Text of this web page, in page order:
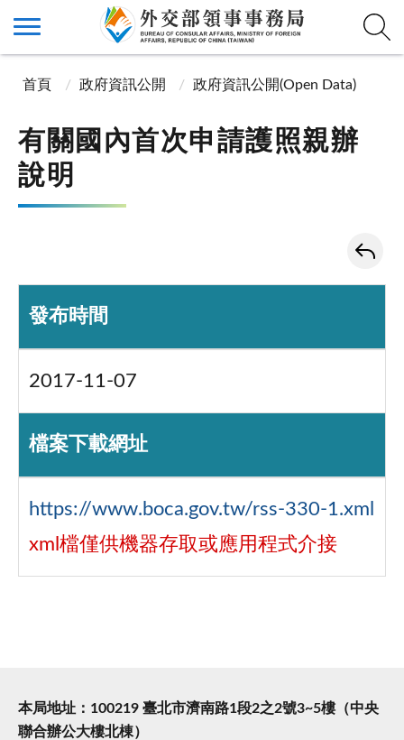
首頁 政府資訊公開 政府資訊公開(Open Data)
有關國內首次申請護照親辦
說明
發布時間
2017-11-07
檔案下載網址
https://www.boca.gov.tw/rss-330-1.xml
xml檔僅供機器存取或應用程式介接
本局地址：100219 臺北市濟南路1段2之2號3~5樓（中央
聯合辦公大樓北棟）